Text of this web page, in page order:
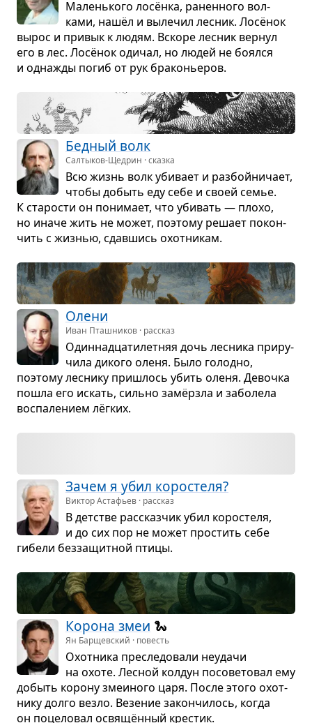
Малень­кого лосёнка, ранен­ного вол­
ками, нашёл и выле­чил лес­ник. Лосёнок
вырос и при­вык к людям. Вскоре лес­ник вер­нул
его в лес. Лосёнок оди­чал, но людей не боялся
и одна­жды погиб от рук бра­ко­нье­ров.
Бед­ный волк
Салтыков-Щедрин · сказка
Всю жизнь волк уби­вает и раз­бойни­чает,
чтобы добыть еду себе и своей семье.
К ста­ро­сти он пони­мает, что уби­вать — плохо,
но иначе жить не может, поэтому решает покон­
чить с жиз­нью, сдав­шись охот­ни­кам.
Олени
Иван Пташников · рассказ
Один­надца­ти­лет­няя дочь лес­ника при­ру­
чила дикого оленя. Было голодно,
поэтому лес­нику при­шлось убить оленя. Девочка
пошла его искать, сильно замёрзла и забо­лела
вос­па­ле­нием лёг­ких.
Зачем я убил коро­стеля?
Виктор Астафьев · рассказ
В дет­стве рас­сказ­чик убил коро­стеля,
и до сих пор не может про­стить себе
гибели без­за­щит­ной птицы.
Корона змеи 🐍
Ян Барщевский · повесть
Охот­ника пре­сле­до­вали неудачи
на охоте. Лес­ной кол­дун посо­ве­то­вал ему
добыть корону зме­и­ного царя. После этого охот­
нику долго везло. Везе­ние закон­чи­лось, когда
он поце­ло­вал освящён­ный кре­стик.